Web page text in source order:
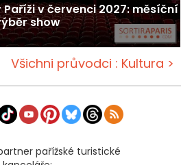
v červenci 2027: měsíční
show
Všichni průvodci : Kultura >
pařížské turistické